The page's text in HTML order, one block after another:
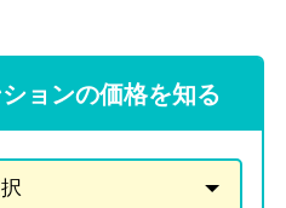
ョンの価格を知る